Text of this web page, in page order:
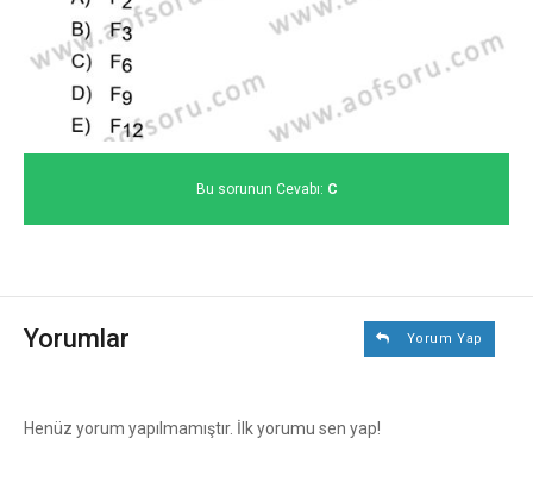
Bu sorunun Cevabı: C
Yorumlar Yorum Yap
Henüz yorum yapılmamıştır. İlk yorumu sen yap!